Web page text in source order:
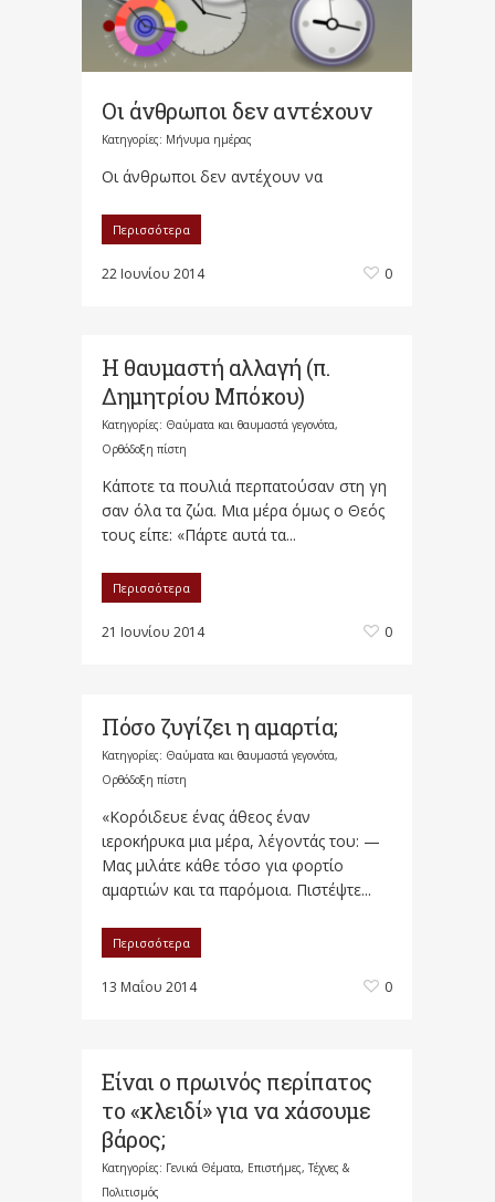
Οι άνθρωποι δεν αντέχουν
Κατηγορίες: Μήνυμα ημέρας
Οι άνθρωποι δεν αντέχουν να
Περισσότερα
22 Ιουνίου 2014 0
Η θαυμαστή αλλαγή (π.
Δημητρίου Μπόκου)
Κατηγορίες: Θαύματα και θαυμαστά γεγονότα,
Ορθόδοξη πίστη
Κάποτε τα πουλιά περπατούσαν στη γη
σαν όλα τα ζώα. Μια μέρα όμως ο Θεός
τους είπε: «Πάρτε αυτά τα...
Περισσότερα
21 Ιουνίου 2014 0
Πόσο ζυγίζει η αμαρτία;
Κατηγορίες: Θαύματα και θαυμαστά γεγονότα,
Ορθόδοξη πίστη
«Κορόιδευε ένας άθεος έναν
ιεροκήρυκα μια μέρα, λέγοντάς του: —
Μας μιλάτε κάθε τόσο για φορτίο
αμαρτιών και τα παρόμοια. Πιστέψτε...
Περισσότερα
13 Μαΐου 2014 0
Είναι ο πρωινός περίπατος
το «κλειδί» για να χάσουμε
βάρος;
Κατηγορίες: Γενικά Θέματα, Επιστήμες, Τέχνες &
Πολιτισμός